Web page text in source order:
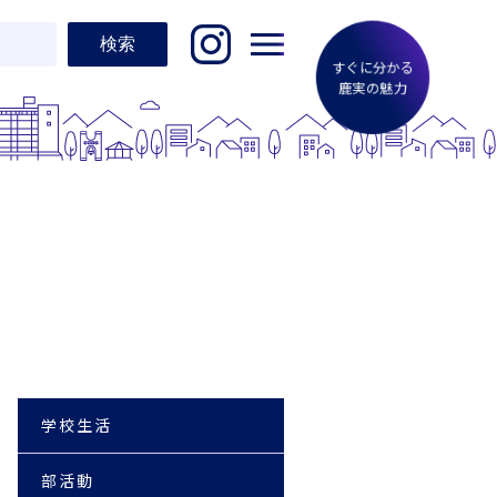
すぐに分かる
鹿実の魅力
学校生活
部活動